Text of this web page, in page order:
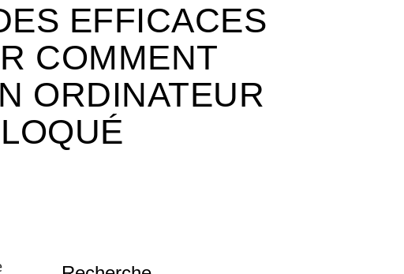
EFFICACES
COMMENT
ORDINATEUR